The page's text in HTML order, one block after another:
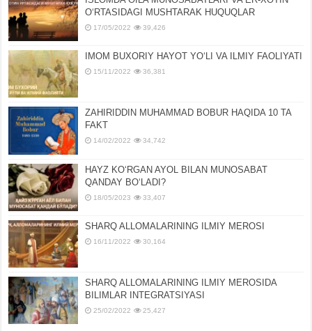
OʻRTASIDAGI MUSHTARAK HUQUQLAR
17/05/2022 39,426
IMOM BUXORIY HAYOT YOʻLI VA ILMIY FAOLIYATI
15/11/2022 36,381
ZAHIRIDDIN MUHAMMAD BOBUR HAQIDA 10 TA
FAKT
14/02/2022 34,742
HAYZ KOʻRGAN AYOL BILAN MUNOSABAT
QANDAY BOʻLADI?
18/05/2023 33,407
SHARQ ALLOMALARINING ILMIY MEROSI
16/11/2022 30,164
SHARQ ALLOMALARINING ILMIY MЕROSIDA
BILIMLAR INTЕGRATSIYASI
25/02/2022 25,427